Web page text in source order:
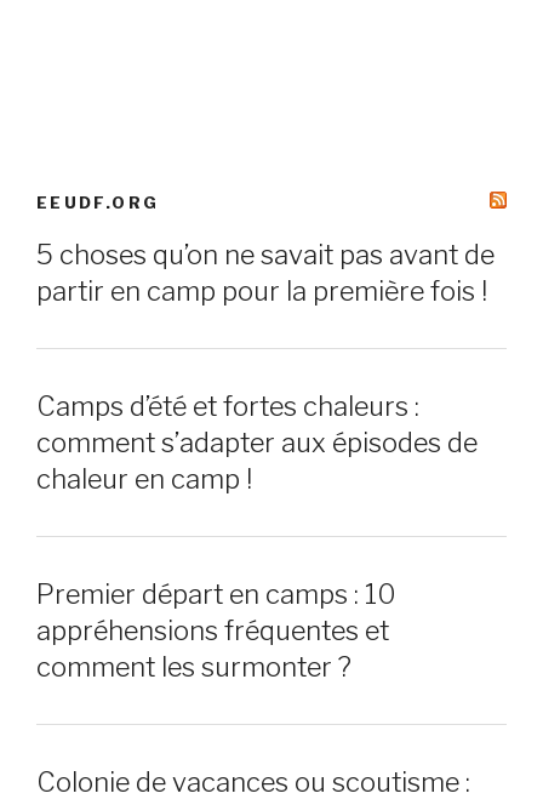
EEUDF.ORG
5 choses qu’on ne savait pas avant de
partir en camp pour la première fois !
Camps d’été et fortes chaleurs :
comment s’adapter aux épisodes de
chaleur en camp !
Premier départ en camps : 10
appréhensions fréquentes et
comment les surmonter ?
Colonie de vacances ou scoutisme :